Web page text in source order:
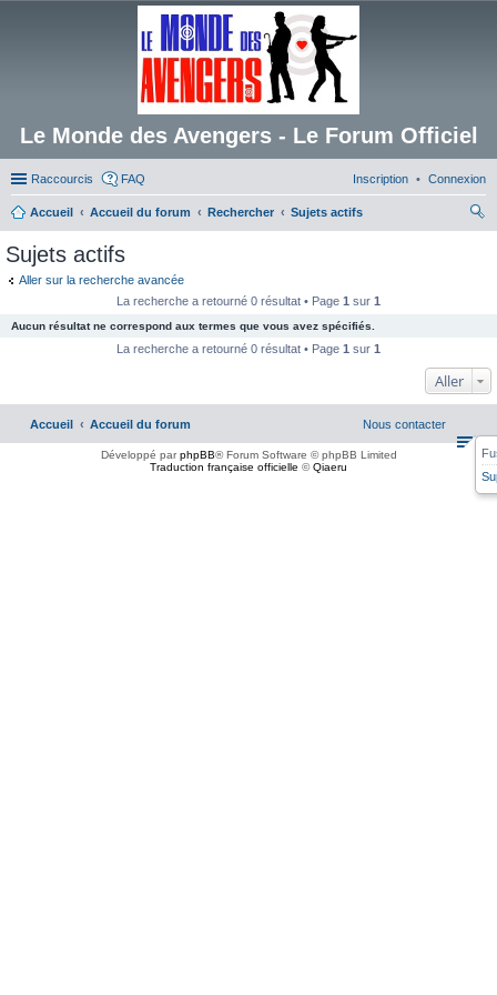
Le Monde des Avengers - Le Forum Officiel
Raccourcis FAQ Connexion
Inscription
Accueil Accueil du forum Rechercher
Sujets actifs
Sujets actifs
Aller sur la recherche avancée
La recherche a retourné 0 résultat • Page 1 sur 1
Aucun résultat ne correspond aux termes que vous avez spécifiés.
La recherche a retourné 0 résultat • Page 1 sur 1
Aller
Accueil Accueil du forum Nous contacter
Développé parphpBB® Forum Software © phpBB Limited
Traduction française officielle ©Qiaeru